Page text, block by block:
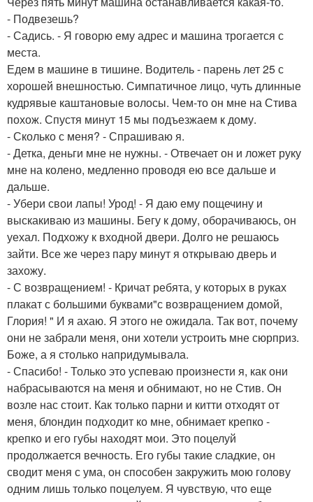
- Подвезешь?
- Садись. - Я говорю ему адрес и машина трогается с
места.
Едем в машине в тишине. Водитель - парень лет 25 с
хорошей внешностью. Симпатичное лицо, чуть длинные
кудрявые каштановые волосы. Чем-то он мне на Стива
похож. Спустя минут 15 мы подъезжаем к дому.
- Сколько с меня? - Спрашиваю я.
- Детка, деньги мне не нужны. - Отвечает он и ложет руку
мне на колено, медленно проводя ею все дальше и
дальше.
- Убери свои лапы! Урод! - Я даю ему пощечину и
выскакиваю из машины. Бегу к дому, оборачиваюсь, он
уехал. Подхожу к входной двери. Долго не решаюсь
зайти. Все же через пару минут я открываю дверь и
захожу.
- С возвращением! - Кричат ребята, у которых в руках
плакат с большими буквами"с возвращением домой,
Глория! " И я ахаю. Я этого не ожидала. Так вот, почему
они не забрали меня, они хотели устроить мне сюрприз.
Боже, а я столько напридумывала.
- Спасибо! - Только это успеваю произнести я, как они
набрасываются на меня и обнимают, но не Стив. Он
возле нас стоит. Как только парни и китти отходят от
меня, блондин подходит ко мне, обнимает крепко -
крепко и его губы находят мои. Это поцелуй
продолжается вечность. Его губы такие сладкие, он
сводит меня с ума, он способен закружить мою голову
одним лишь только поцелуем. Я чувствую, что еще